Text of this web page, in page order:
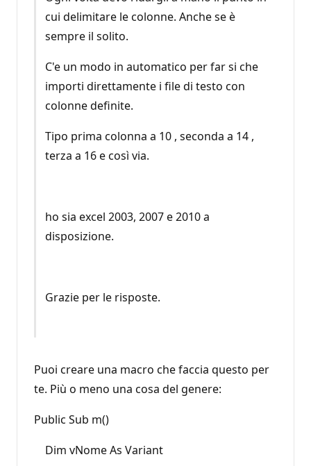
cui delimitare le colonne. Anche se è
sempre il solito.
C'e un modo in automatico per far si che
importi direttamente i file di testo con
colonne definite.
Tipo prima colonna a 10 , seconda a 14 ,
terza a 16 e così via.
ho sia excel 2003, 2007 e 2010 a
disposizione.
Grazie per le risposte.
Puoi creare una macro che faccia questo per
te. Più o meno una cosa del genere:
Public Sub m()
Dim vNome As Variant